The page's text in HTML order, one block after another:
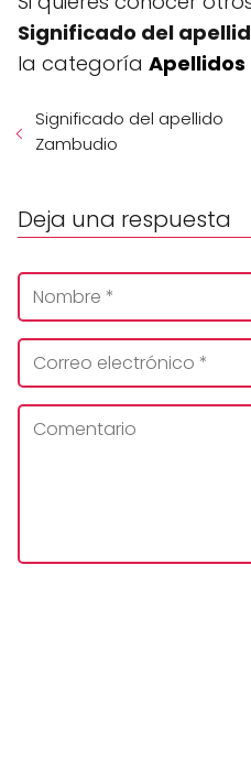
Significado del
la categoría Apellidos
Significado del apellido
Zambudio
Deja una respuesta